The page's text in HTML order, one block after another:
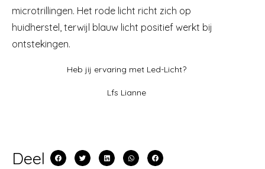
microtrillingen. Het rode licht richt zich op
huidherstel, terwijl blauw licht positief werkt bij
ontstekingen.
Heb jij ervaring met Led-Licht?
Lfs Lianne
Deel